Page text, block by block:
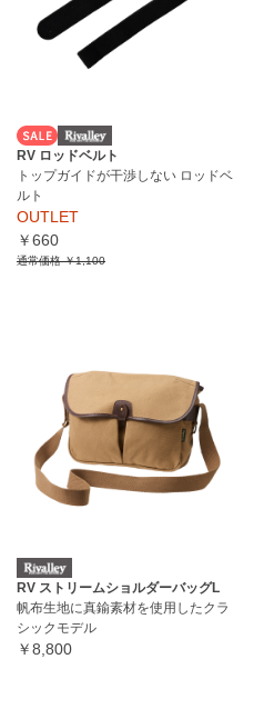
RV ロッドベルト
トップガイドが干渉しない ロッドベ
ルト
OUTLET
￥660
通常価格￥1,100
RV ストリームショルダーバッグL
帆布生地に真鍮素材を使用したクラ
シックモデル
￥8,800